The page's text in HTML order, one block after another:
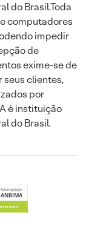
do Brasil.Toda
computadores
impedir
de
exime-se de
seus clientes,
por
é instituição
do Brasil.